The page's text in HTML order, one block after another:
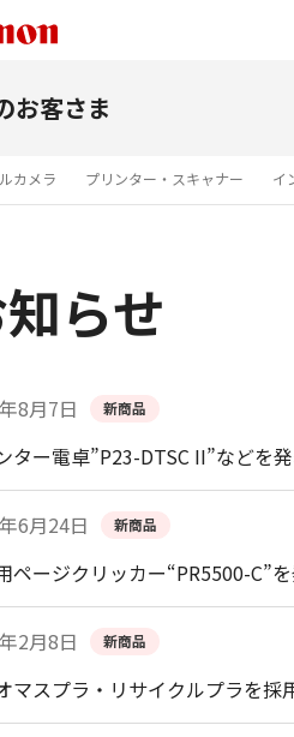
お客さま
カメラ プリンター・スキャナー イ
らせ
8月7日 新商品
ター電卓”P23-DTSC II”などを
6月24日 新商品
ページクリッカー“PR5500-C”
2月8日 新商品
マスプラ・リサイクルプラを